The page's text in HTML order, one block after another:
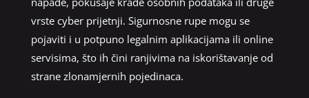
vrste cyber prijetnji. Sigurnosne rupe mogu se
pojaviti i u potpuno legalnim aplikacijama ili online
servisima, što ih čini ranjivima na iskorištavanje od
strane zlonamjernih pojedinaca.